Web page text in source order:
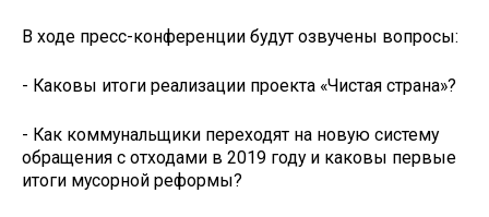
В ходе пресс-конференции будут озвучены вопросы:
- Каковы итоги реализации проекта «Чистая страна»?
- Как коммунальщики переходят на новую систему
обращения с отходами в 2019 году и каковы первые
итоги мусорной реформы?